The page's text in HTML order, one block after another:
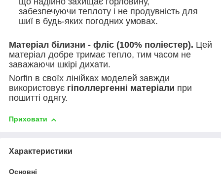
забезпечуючи теплоту і не продувність для
шиї в будь-яких погодних умовах.
Матеріал білизни - фліс (100% поліестер). Цей
матеріал добре тримає тепло, тим часом не
заважаючи шкірі дихати.
Norfin в своїх лінійках моделей завжди
використовує гіполлергенні матеріали при
пошитті одягу.
Приховати
Характеристики
Основні